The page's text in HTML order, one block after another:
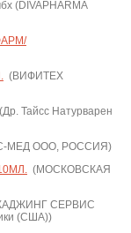
(DIVAPHARMA
(ВИФИТЕХ
Тайсс Натурварен
МЕД ООО, РОССИЯ)
(МОСКОВСКАЯ
СЕРВИС
(США))